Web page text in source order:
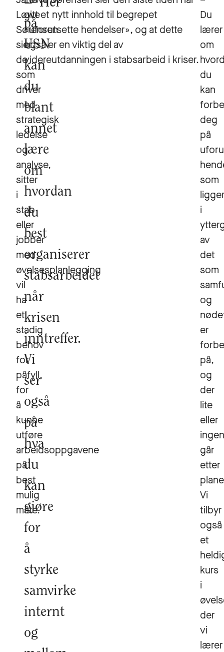
Løwe
Sørensen
sier
de
som
driver
med
strategisk
ledelse
og
analyse,
sitter
i
stab
eller
jobber
med
øvelsesplanlegging
vil
ha
et
stadig
behov
for
påfyll,
for
å
kunne
utføre
arbeidsoppgavene
på
best
mulig
måte.
Her
på
USN
kan
du
blant
annet
lære
om
hvordan
du
best
organiserer
stabsarbeidet
når
krisen
inntreffer.
Vi
ser
også
på
hva
du
kan
gjøre
for
å
styrke
samvirke
internt
og
gitt et nytt innhold til begrepet
«uforutsette hendelser», og at dette
også er en viktig del av
videreutdanningen i stabsarbeid i kriser.
Du
lærer
om
du
kan
deg
på
som
i
av
det
som
og
er
på,
og
der
lite
eller
går
etter
Vi
tilbyr
også
et
kurs
i
der
vi
lærer